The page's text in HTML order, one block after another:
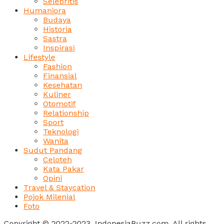
Humaniora
Budaya
Historia
Sastra
Inspirasi
Lifestyle
Fashion
Finansial
Kesehatan
Kuliner
Otomotif
Relationship
Sport
Teknologi
Wanita
Sudut Pandang
Celoteh
Kata Pakar
Opini
Travel & Staycation
Pojok Milenial
Foto